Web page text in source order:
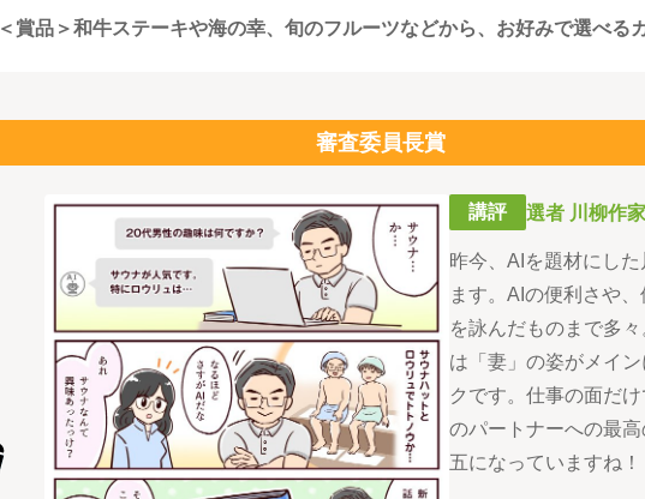
＜賞品＞和牛ステーキや海の幸、旬のフルーツなどから、お好みで選べる
審査委員長賞
講評 選者 川柳作
昨今、AIを題材にし
ます。AIの便利さや
を詠んだものまで多
は「妻」の姿がメイ
クです。仕事の面だ
のパートナーへの最
五になっていますね！